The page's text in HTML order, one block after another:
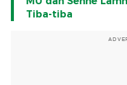
Tiba-tiba